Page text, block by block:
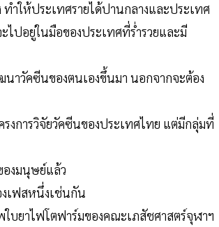
ำให้ประเทศรายได้ปานกลางและประเทศ
ปอยู่ในมือของประเทศที่ร่ำรวยและมี
าวัคซีนของตนเองขึ้นมา นอกจากจะต้อง
งการวิจัยวัคซีนของประเทศไทย แต่มีกลุ่มที่
องมนุษย์แล้ว
เฟสหนึ่งเช่นกัน
บยาไฟโตฟาร์มของคณะเภสัชศาสตร์จุฬาฯ